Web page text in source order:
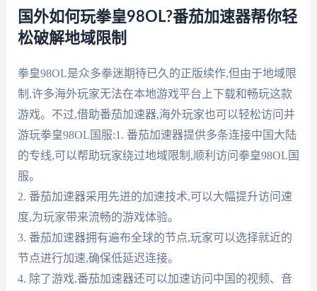
国外如何玩拳皇98OL?番茄加速器帮你轻
松破解地域限制
拳皇98OL是众多拳迷期待已久的正版续作,但由于地域限
制,许多海外玩家无法在本地游戏平台上下载和畅玩这款
游戏。不过,借助番茄加速器,海外玩家也可以轻松访问并
游玩拳皇98OL国服:1. 番茄加速器提供多条连接中国大陆
的专线,可以帮助玩家绕过地域限制,顺利访问拳皇98OL国
服。
2. 番茄加速器采用先进的加速技术,可以大幅提升访问速
度,为玩家带来流畅的游戏体验。
3. 番茄加速器拥有遍布全球的节点,玩家可以选择就近的
节点进行加速,确保低延迟连接。
4. 除了游戏,番茄加速器还可以加速访问中国的视频、音